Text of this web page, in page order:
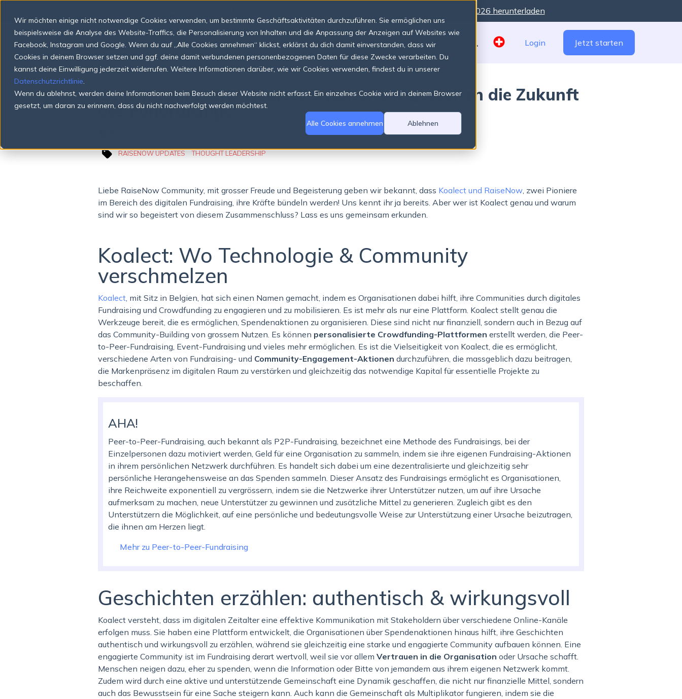
Wir möchten einige nicht notwendige Cookies verwenden, um bestimmte Geschäftsaktivitäten durchzuführen. Sie ermöglichen uns
beispielsweise die Analyse des Website-Traffics, die Personalisierung von Inhalten und die Anpassung der Anzeigen auf Websites wie
Facebook, Instagram und Google. Wenn du auf „Alle Cookies annehmen“ klickst, erklärst du dich damit einverstanden, dass wir
Cookies in deinem Browser setzen und ggf. deine damit verbundenen personenbezogenen Daten für diese Zwecke verarbeiten. Du
kannst deine Einwilligung jederzeit widerrufen. Weitere Informationen darüber, wie wir Cookies verwenden, findest du in unserer
Datenschutzrichtlinie.
Wenn du ablehnst, werden deine Informationen beim Besuch dieser Website nicht erfasst. Ein einzelnes Cookie wird in deinem Browser
gesetzt, um daran zu erinnern, dass du nicht nachverfolgt werden möchtest.
Alle Cookies annehmen
Ablehnen
S
Fundraising Studie 2026 herunterladen
Produkte Preise Über uns Ressourcen Login Jetzt starten
There are no suggestions because the search field is
Gemeinsam stark: Koalect & RaiseNow gestalten die Zukunft
des Fundraisings!
RAISENOW UPDATES THOUGHT LEADERSHIP
Liebe RaiseNow Community, mit grosser Freude und Begeisterung geben wir bekannt, dass Koalect und RaiseNow , zwei Pioniere
im Bereich des digitalen Fundraising, ihre Kräfte bündeln werden! Uns kennt ihr ja bereits. Aber wer ist Koalect genau und warum
sind wir so begeistert von diesem Zusammenschluss? Lass es uns gemeinsam erkunden.
Koalect: Wo Technologie & Community
verschmelzen
Koalect , mit Sitz in Belgien, hat sich einen Namen gemacht, indem es Organisationen dabei hilft, ihre Communities durch digitales
Fundraising und Crowdfunding zu engagieren und zu mobilisieren. Es ist mehr als nur eine Plattform. Koalect stellt genau die
Werkzeuge bereit, die es ermöglichen, Spendenaktionen zu organisieren. Diese sind nicht nur finanziell, sondern auch in Bezug auf
das Community-Building von grossem Nutzen. Es können personalisierte Crowdfunding-Plattformen erstellt werden, die Peer-
to-Peer-Fundraising, Event-Fundraising und vieles mehr ermöglichen. Es ist die Vielseitigkeit von Koalect, die es ermöglicht,
verschiedene Arten von Fundraising- und Community-Engagement-Aktionen durchzuführen, die massgeblich dazu beitragen,
die Markenpräsenz im digitalen Raum zu verstärken und gleichzeitig das notwendige Kapital für essentielle Projekte zu
beschaffen.
AHA!
Peer-to-Peer-Fundraising, auch bekannt als P2P-Fundraising, bezeichnet eine Methode des Fundraisings, bei der
Einzelpersonen dazu motiviert werden, Geld für eine Organisation zu sammeln, indem sie ihre eigenen Fundraising-Aktionen
in ihrem persönlichen Netzwerk durchführen. Es handelt sich dabei um eine dezentralisierte und gleichzeitig sehr
persönliche Herangehensweise an das Spenden sammeln. Dieser Ansatz des Fundraisings ermöglicht es Organisationen,
ihre Reichweite exponentiell zu vergrössern, indem sie die Netzwerke ihrer Unterstützer nutzen, um auf ihre Ursache
aufmerksam zu machen, neue Unterstützer zu gewinnen und zusätzliche Mittel zu generieren. Zugleich gibt es den
Unterstützern die Möglichkeit, auf eine persönliche und bedeutungsvolle Weise zur Unterstützung einer Ursache beizutragen,
die ihnen am Herzen liegt.
Mehr zu Peer-to-Peer-Fundraising
Geschichten erzählen: authentisch & wirkungsvoll
Koalect versteht, dass im digitalen Zeitalter eine effektive Kommunikation mit Stakeholdern über verschiedene Online-Kanäle
erfolgen muss. Sie haben eine Plattform entwickelt, die Organisationen über Spendenaktionen hinaus hilft, ihre Geschichten
authentisch und wirkungsvoll zu erzählen, während sie gleichzeitig eine starke und engagierte Community aufbauen können. Eine
engagierte Community ist im Fundraising derart wertvoll, weil sie vor allemVertrauen in die Organisation oder Ursache schafft.
Menschen neigen dazu, eher zu spenden, wenn die Information oder Bitte von jemandem aus ihrem eigenen Netzwerk kommt.
Zudem wird durch eine aktive und unterstützende Gemeinschaft eine Dynamik geschaffen, die nicht nur finanzielle Mittel, sondern
auch das Bewusstsein für eine Sache steigern kann. Auch kann die Gemeinschaft als Multiplikator fungieren, indem sie die